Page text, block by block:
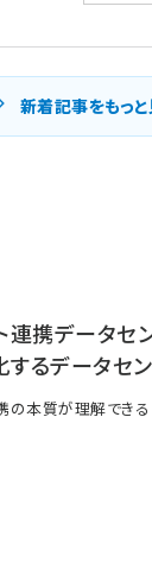
新着記事をもっ
ト連携デー
するデータセ
の本質が理解できる